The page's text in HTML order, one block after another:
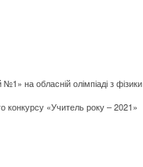
на обласній олімпіаді з фізики
конкурсу «Учитель року – 2021»